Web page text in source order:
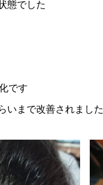
態でした
です
いまで改善されました